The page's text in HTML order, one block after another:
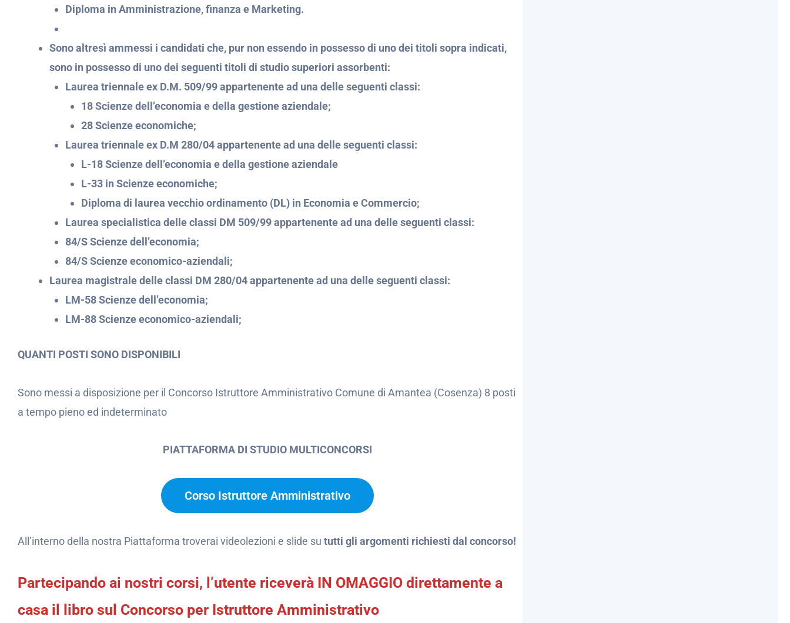
Diploma in Amministrazione, finanza e Marketing.
Sono altresì ammessi i candidati che, pur non essendo in possesso di uno dei titoli sopra indicati,
sono in possesso di uno dei seguenti titoli di studio superiori assorbenti:
Laurea triennale ex D.M. 509/99 appartenente ad una delle seguenti classi:
18 Scienze dell’economia e della gestione aziendale;
28 Scienze economiche;
Laurea triennale ex D.M 280/04 appartenente ad una delle seguenti classi:
L-18 Scienze dell’economia e della gestione aziendale
L-33 in Scienze economiche;
Diploma di laurea vecchio ordinamento (DL) in Economia e Commercio;
Laurea specialistica delle classi DM 509/99 appartenente ad una delle seguenti classi:
84/S Scienze dell’economia;
84/S Scienze economico-aziendali;
Laurea magistrale delle classi DM 280/04 appartenente ad una delle seguenti classi:
LM-58 Scienze dell’economia;
LM-88 Scienze economico-aziendali;
QUANTI POSTI SONO DISPONIBILI
Sono messi a disposizione per il Concorso Istruttore Amministrativo Comune di Amantea (Cosenza) 8 posti
a tempo pieno ed indeterminato
PIATTAFORMA DI STUDIO MULTICONCORSI
Corso Istruttore Amministrativo
All’interno della nostra Piattaforma troverai videolezioni e slide su tutti gli argomenti richiesti dal concorso!
Partecipando ai nostri corsi, l’utente riceverà IN OMAGGIO direttamente a
casa il libro sul Concorso per Istruttore Amministrativo